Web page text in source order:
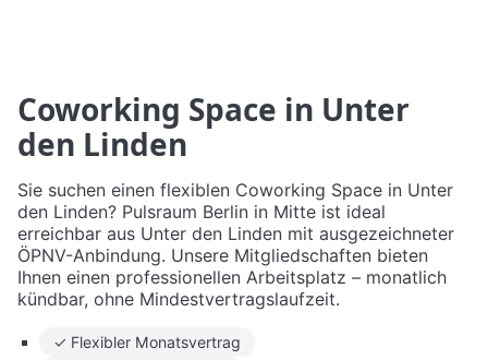
Coworking Space in Unter
den Linden
Sie suchen einen flexiblen Coworking Space in Unter
den Linden? Pulsraum Berlin in Mitte ist ideal
erreichbar aus Unter den Linden mit ausgezeichneter
ÖPNV-Anbindung. Unsere Mitgliedschaften bieten
Ihnen einen professionellen Arbeitsplatz – monatlich
kündbar, ohne Mindestvertragslaufzeit.
✓ Flexibler Monatsvertrag